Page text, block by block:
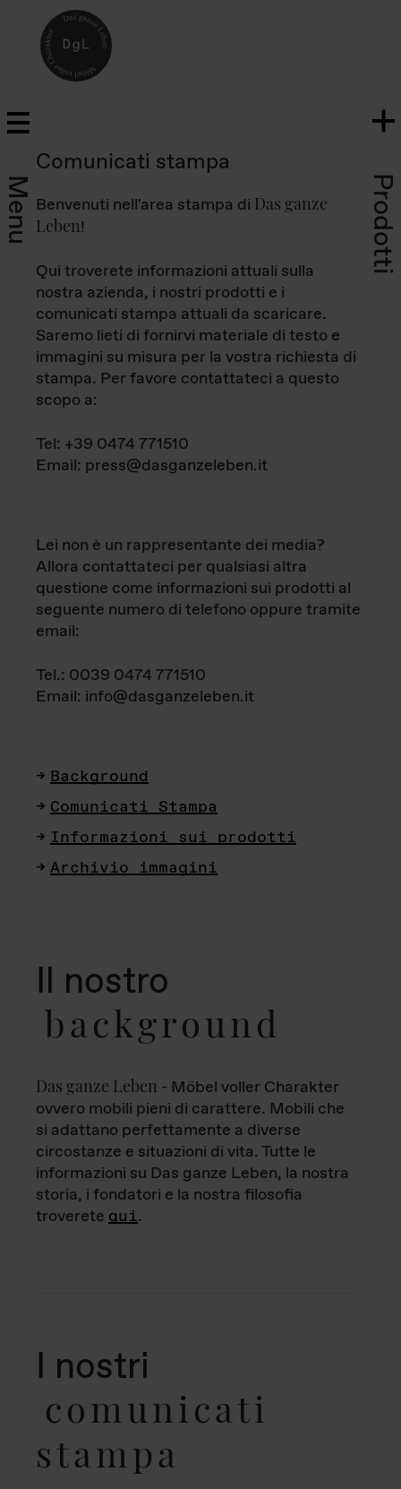
Menu Prodotti
Comunicati stampa
Benvenuti nell'area stampa di Das ganze
Leben!
Qui troverete informazioni attuali sulla
nostra azienda, i nostri prodotti e i
comunicati stampa attuali da scaricare.
Saremo lieti di fornirvi materiale di testo e
immagini su misura per la vostra richiesta di
stampa. Per favore contattateci a questo
scopo a:
Tel: +39 0474 771510
Email: press@dasganzeleben.it
Lei non è un rappresentante dei media?
Allora contattateci per qualsiasi altra
questione come informazioni sui prodotti al
seguente numero di telefono oppure tramite
email:
Tel.: 0039 0474 771510
Email: info@dasganzeleben.it
Background
Comunicati Stampa
Informazioni sui prodotti
Archivio immagini
Il nostro
background
Das ganze Leben - Möbel voller Charakter
ovvero mobili pieni di carattere. Mobili che
si adattano perfettamente a diverse
circostanze e situazioni di vita. Tutte le
informazioni su Das ganze Leben, la nostra
storia, i fondatori e la nostra filosofia
troverete qui.
I nostri
comunicati
stampa